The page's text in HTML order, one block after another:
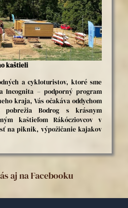
kaštieli
a cykloturistov, ktoré sme
Incognita – podporný program
kraja, Vás očakáva oddychom
Bodrog s krásnym
kaštieľom Rákócziovcov v
na piknik, výpožičanie kajakov
aj na Facebooku